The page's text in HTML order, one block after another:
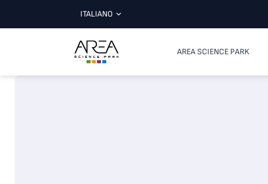
ITALIANO
AREA SCIENCE PARK